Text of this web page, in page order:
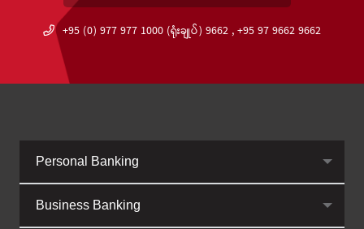
+95 (0) 977 977 1000 (ရုံးချုပ်) 9662 , +95 97 9662 9662
Personal Banking
Business Banking